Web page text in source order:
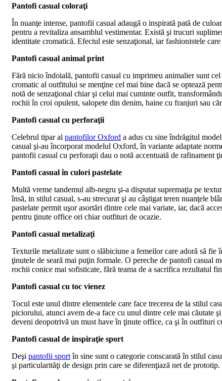
Pantofi casual coloraţi
În nuanţe intense, pantofii casual adaugă o inspirată pată de
pentru a revitaliza ansamblul vestimentar. Există şi trucuri
identitate cromatică. Efectul este senzaţional, iar fashionistele
Pantofi casual animal print
Fără nicio îndoială, pantofii casual cu imprimeu animalier sunt
cromatic al outfitului se menţine cel mai bine dacă se optează
notă de senzaţional chiar şi celui mai cuminte outfit,
rochii în croi opulent, salopete din denim, haine cu franjuri sau
Pantofi casual cu perforaţii
Celebrul tipar al pantofilor Oxford a adus cu sine îndrăgitul
casual şi-au încorporat modelul Oxford, în variante adaptate
pantofii casual cu perforaţii dau o notă accentuată de rafinament
Pantofi casual în culori pastelate
Multă vreme tandemul alb-negru şi-a disputat supremaţia pe
însă, in stilul casual, s-au strecurat şi au câştigat teren nuanţele
pastelate permit uşor asortări dintre cele mai variate, iar, dacă
pentru ţinute office ori chiar outfituri de ocazie.
Pantofi casual metalizaţi
Texturile metalizate sunt o slăbiciune a femeilor care adoră să
ţinutele de seară mai puţin formale. O pereche de pantofi
rochii conice mai sofisticate, fără teama de a sacrifica rezultatul
Pantofi casual cu toc vienez
Tocul este unul dintre elementele care face trecerea de la stilul
piciorului, atunci avem de-a face cu unul dintre cele mai căutate
deveni deopotrivă un must have în ţinute office, ca şi în outfituri
Pantofi casual de inspiraţie sport
Deşi pantofii sportîn sine sunt o categorie conscarată în stilul
şi particularităţi de design prin care se diferenţiază net de